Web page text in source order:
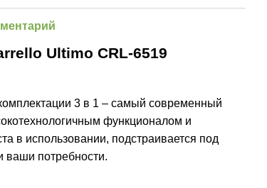
Ultimo CRL-6519
3 в 1 – самый современный
функционалом и
в использовании, подстраивается под
ваши потребности.